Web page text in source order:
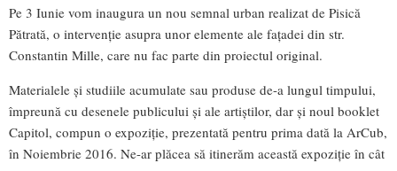
Pe 3 Iunie vom inaugura un nou semnal urban realizat de Pisică
Pătrată, o intervenție asupra unor elemente ale fațadei din str.
Constantin Mille, care nu fac parte din proiectul original.
Materialele și studiile acumulate sau produse de-a lungul timpului,
împreună cu desenele publicului și ale artiștilor, dar și noul booklet
Capitol, compun o expoziție, prezentată pentru prima dată la ArCub,
în Noiembrie 2016. Ne-ar plăcea să itinerăm această expoziție în cât